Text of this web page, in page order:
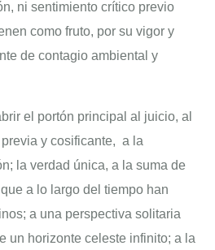
ni sentimiento crítico previo
como fruto, por su vigor y
de contagio ambiental y
el portón principal al juicio, al
y cosificante, a la
la verdad única, a la suma de
a lo largo del tiempo han
a una perspectiva solitaria
un horizonte celeste infinito; a la